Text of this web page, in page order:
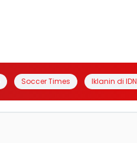
Soccer Times Iklanin di IDN